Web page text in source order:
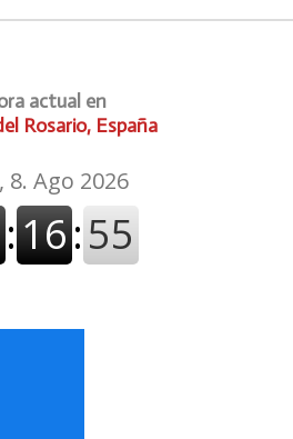
actual en
Rosario, España